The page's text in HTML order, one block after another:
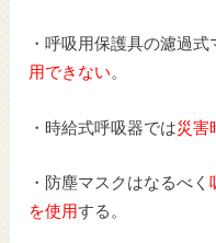
・呼吸用保護具の濾過式
用できない。
・時給式呼吸器では災害
・防塵マスクはなるべく
を使用する。